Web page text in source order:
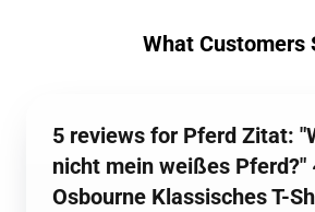
What Customers
5 reviews for Pferd Zitat:
nicht mein weißes Pferd?"
Osbourne Klassisches T-